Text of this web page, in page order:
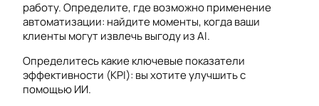
работу. Определите, где возможно применение
автоматизации: найдите моменты, когда ваши
клиенты могут извлечь выгоду из AI.
Определитесь какие ключевые показатели
эффективности (KPI): вы хотите улучшить с
помощью ИИ.